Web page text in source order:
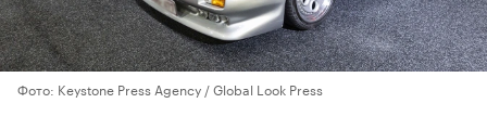
Фото: Keystone Press Agency / Global Look Press